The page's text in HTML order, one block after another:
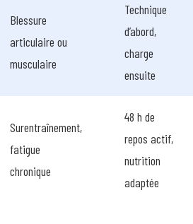
Blessure
articulaire ou
musculaire
Technique
d’abord,
charge
ensuite
Surentraînement,
fatigue
chronique
48 h de
repos actif,
nutrition
adaptée